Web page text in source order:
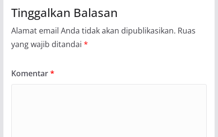
Tinggalkan Balasan
Alamat email Anda tidak akan dipublikasikan. Ruas
yang wajib ditandai *
Komentar*